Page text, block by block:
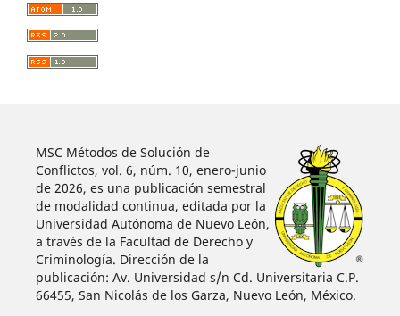
MSC Métodos de Solución de
Conflictos, vol. 6, núm. 10, enero-junio
de 2026, es una publicación semestral
de modalidad continua, editada por la
Universidad Autónoma de Nuevo León,
a través de la Facultad de Derecho y
Criminología. Dirección de la
publicación: Av. Universidad s/n Cd. Universitaria C.P.
66455, San Nicolás de los Garza, Nuevo León, México.